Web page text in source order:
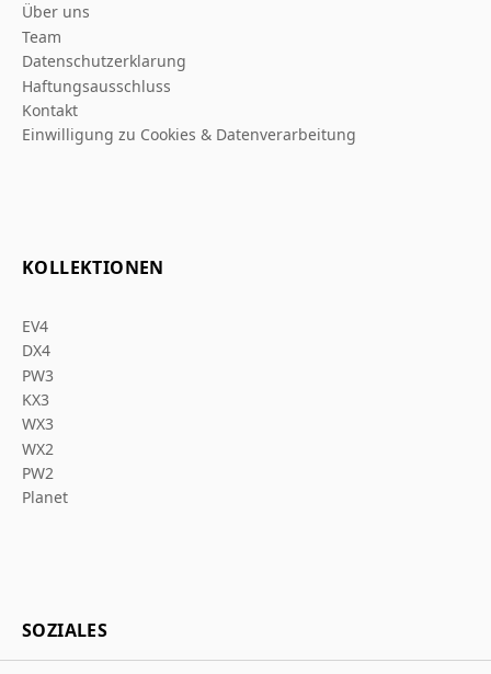
Über uns
Team
Datenschutzerklarung
Haftungsausschluss
Kontakt
Einwilligung zu Cookies & Datenverarbeitung
KOLLEKTIONEN
EV4
DX4
PW3
KX3
WX3
WX2
PW2
Planet
SOZIALES